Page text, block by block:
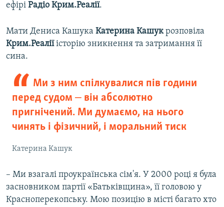
ефірі Радіо Крим.Реалії.
Мати Дениса Кашука Катерина Кашукрозповіла
Крим.Реаліїісторію зникнення та затримання її
сина.
Ми з ним спілкувалися пів години
перед судом ‒ він абсолютно
пригнічений. Ми думаємо, на нього
чинять і фізичний, і моральний тиск
Катерина Кашук
– Ми взагалі проукраїнська сім'я. У 2000 році я була
засновником партії «Батьківщина», її головою у
Красноперекопську. Мою позицію в місті багато хто